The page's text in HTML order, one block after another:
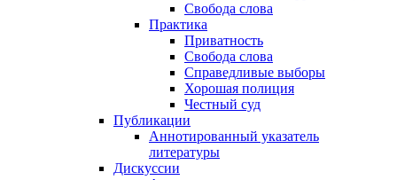
Свобода слова
Практика
Приватность
Свобода слова
Справедливые выборы
Хорошая полиция
Честный суд
Публикации
Аннотированный указатель
литературы
Дискуссии